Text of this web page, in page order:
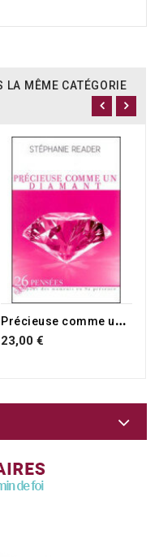
LA MÊME CATÉGORIE
P
récieuse comme un diamant
23,00 €